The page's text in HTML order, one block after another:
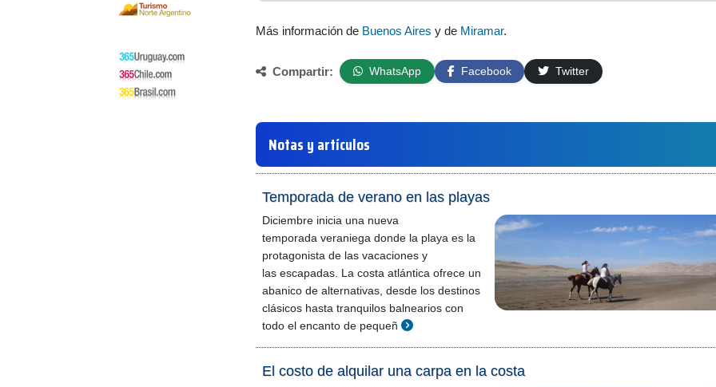
Más información de Buenos Aires y de Miramar.
Compartir: WhatsApp Facebook Twitter
Notas y artículos
Temporada de verano en las playas
Diciembre inicia una nueva
temporada veraniega donde la playa es la
protagonista de las vacaciones y
las escapadas. La costa atlántica ofrece un
abanico de alternativas, desde los destinos
clásicos hasta tranquilos balnearios con
todo el encanto de pequeñ
El costo de alquilar una carpa en la costa